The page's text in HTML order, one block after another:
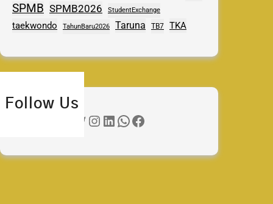
SPMB SPMB2026 StudentExchange
taekwondo TahunBaru2026 Taruna TB7 TKA
Follow Us
Instagram LinkedIn WhatsApp Facebook